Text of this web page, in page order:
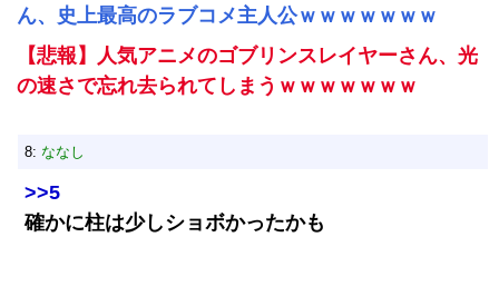
ん、史上最高のラブコメ主人公ｗｗｗｗｗｗｗ
【悲報】人気アニメのゴブリンスレイヤーさん、光
の速さで忘れ去られてしまうｗｗｗｗｗｗｗ
8: ななし
>>5
確かに柱は少しショボかったかも